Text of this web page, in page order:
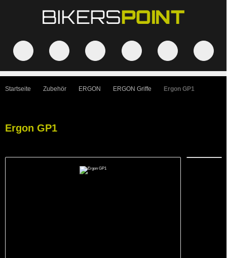
Startseite Zubehör ERGON ERGON Griffe Ergon GP1
Ergon GP1